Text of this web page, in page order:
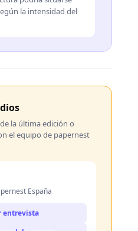
la intensidad del
la última edición o
el equipo de papernest
España
entrevista